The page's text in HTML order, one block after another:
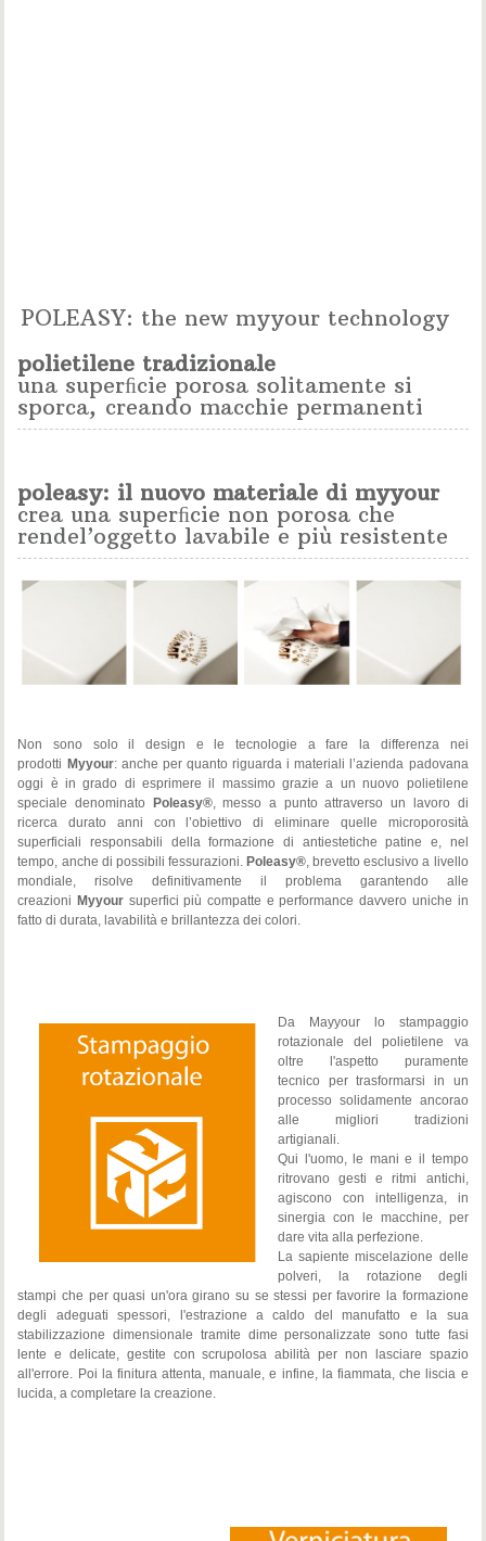
POLEASY: the new myyour technology
polietilene tradizionale
una superﬁcie porosa solitamente si
sporca, creando macchie permanenti
poleasy: il nuovo materiale di myyour
crea una superﬁcie non porosa che
rendel’oggetto lavabile e più resistente
Non sono solo il design e le tecnologie a fare la differenza nei
prodotti Myyour: anche per quanto riguarda i materiali l’azienda padovana
oggi è in grado di esprimere il massimo grazie a un nuovo polietilene
speciale denominato Poleasy®, messo a punto attraverso un lavoro di
ricerca durato anni con l’obiettivo di eliminare quelle microporosità
superficiali responsabili della formazione di antiestetiche patine e, nel
tempo, anche di possibili fessurazioni. Poleasy®, brevetto esclusivo a livello
mondiale, risolve definitivamente il problema garantendo alle
creazioni Myyour superfici più compatte e performance davvero uniche in
fatto di durata, lavabilità e brillantezza dei colori.
Da Mayyour lo stampaggio
rotazionale del polietilene va
oltre l'aspetto puramente
tecnico per trasformarsi in un
processo solidamente ancorao
alle migliori tradizioni
artigianali.
Qui l'uomo, le mani e il tempo
ritrovano gesti e ritmi antichi,
agiscono con intelligenza, in
sinergia con le macchine, per
dare vita alla perfezione.
La sapiente miscelazione delle
polveri, la rotazione degli
stampi che per quasi un'ora girano su se stessi per favorire la formazione
degli adeguati spessori, l'estrazione a caldo del manufatto e la sua
stabilizzazione dimensionale tramite dime personalizzate sono tutte fasi
lente e delicate, gestite con scrupolosa abilità per non lasciare spazio
all'errore. Poi la finitura attenta, manuale, e infine, la fiammata, che liscia e
lucida, a completare la creazione.